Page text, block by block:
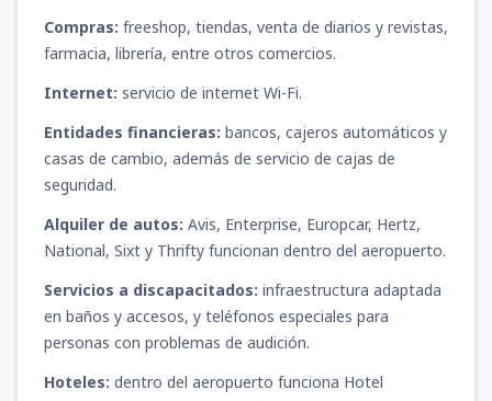
Compras: freeshop, tiendas, venta de diarios y revistas,
farmacia, librería, entre otros comercios.
Internet: servicio de internet Wi-Fi.
Entidades financieras: bancos, cajeros automáticos y
casas de cambio, además de servicio de cajas de
seguridad.
Alquiler de autos: Avis, Enterprise, Europcar, Hertz,
National, Sixt y Thrifty funcionan dentro del aeropuerto.
Servicios a discapacitados: infraestructura adaptada
en baños y accesos, y teléfonos especiales para
personas con problemas de audición.
Hoteles: dentro del aeropuerto funciona Hotel